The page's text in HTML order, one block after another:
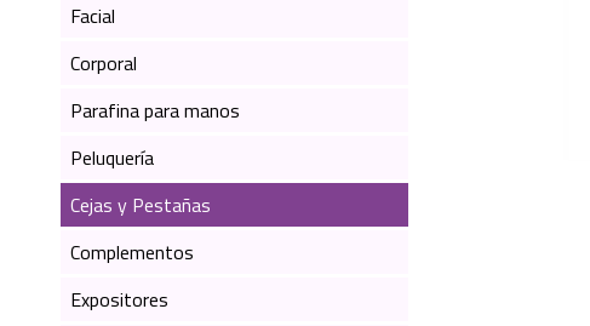
Facial
Corporal
Parafina para manos
Peluquería
Cejas y Pestañas
Complementos
Expositores